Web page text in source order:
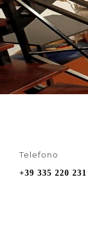
Telefono
+39 335 220 231